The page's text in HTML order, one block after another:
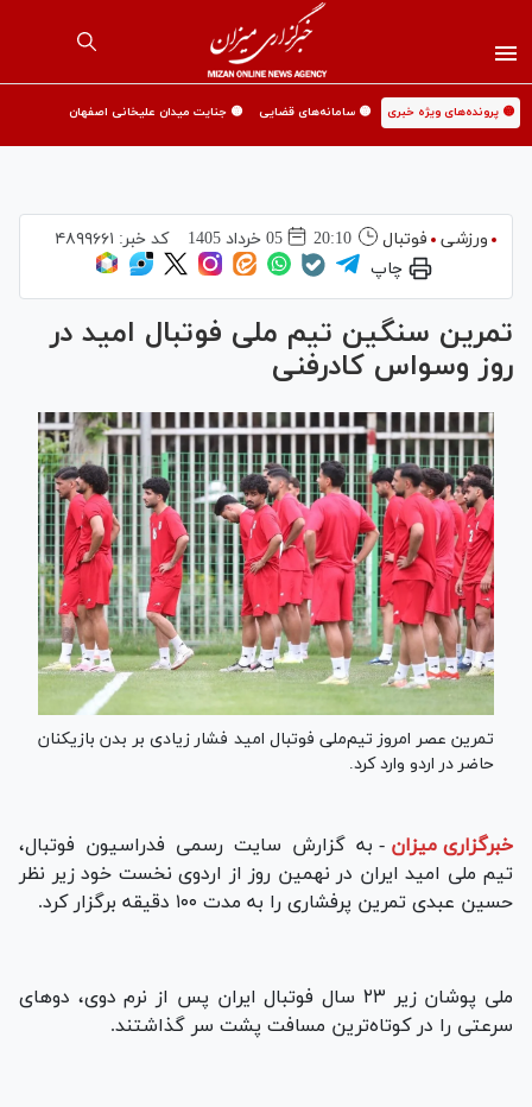
🟡 پرونده‌های ویژه خبری 🟡 سامانه‌های قضایی 🟡 جنایت میدان علیخانی اصفهان
ورزشی فوتبال 20:10 05 خرداد 1405 کد خبر: ۴۸۹۹۶۶۱
چاپ
تمرین سنگین تیم ملی فوتبال امید‌ در
روز وسواس کادرفنی
تمرین عصر امروز تیم‌ملی فوتبال امید فشار زیادی بر بدن بازیکنان
حاضر در اردو وارد کرد.
خبرگزاری میزان - به گزارش سایت رسمی فدراسیون فوتبال،
تیم ملی امید ایران در نهمین روز از اردوی نخست خود زیر نظر
حسین عبدی تمرین پرفشاری را به مدت ۱۰۰ دقیقه برگزار کرد.
ملی پوشان زیر ۲۳ سال فوتبال ایران پس از نرم دوی، دو‌های
سرعتی را در کوتاه‌ترین مسافت پشت سر گذاشتند.